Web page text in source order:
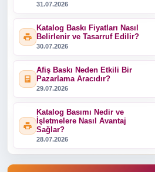
31.07.2026
Katalog Baskı Fiyatları Nasıl
Belirlenir ve Tasarruf Edilir?
30.07.2026
Afiş Baskı Neden Etkili Bir
Pazarlama Aracıdır?
29.07.2026
Katalog Basımı Nedir ve
İşletmelere Nasıl Avantaj
Sağlar?
28.07.2026